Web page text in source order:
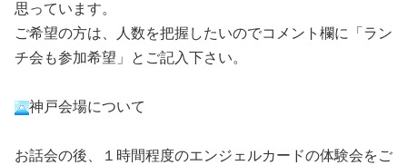
思っています。
ご希望の方は、人数を把握したいのでコメント欄に「ラン
チ会も参加希望」とご記入下さい。
神戸会場について
お話会の後、１時間程度のエンジェルカードの体験会をご